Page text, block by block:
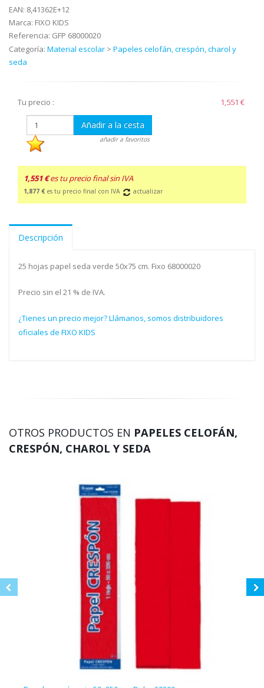
EAN: 8,41362E+12
Marca: FIXO KIDS
Referencia: GFP 68000020
Categoría: Material escolar > Papeles celofán, crespón, charol y
seda
Tu precio : 1,551 €
Añadir a la cesta
añadir a favoritos
1,551 € es tu precio final sin IVA
1,877 € es tu precio final con IVA actualizar
Descripción
25 hojas papel seda verde 50x75 cm. Fixo 68000020
Precio sin el 21 % de IVA.
¿Tienes un precio mejor? Llámanos, somos distribuidores
oficiales de FIXO KIDS
OTROS PRODUCTOS EN PAPELES CELOFÁN,
CRESPÓN, CHAROL Y SEDA